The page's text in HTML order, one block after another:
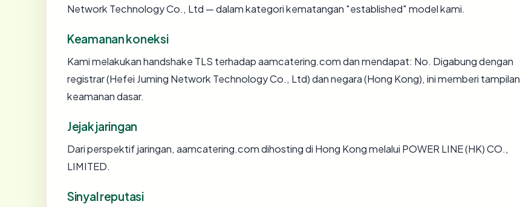
Network Technology Co., Ltd — dalam kategori kematangan "established" model kami.
Keamanan koneksi
Kami melakukan handshake TLS terhadap aamcatering.com dan mendapat: No. Digabung dengan
registrar (Hefei Juming Network Technology Co., Ltd) dan negara (Hong Kong), ini memberi tampilan
keamanan dasar.
Jejak jaringan
Dari perspektif jaringan, aamcatering.com dihosting di Hong Kong melalui POWER LINE (HK) CO.,
LIMITED.
Sinyal reputasi